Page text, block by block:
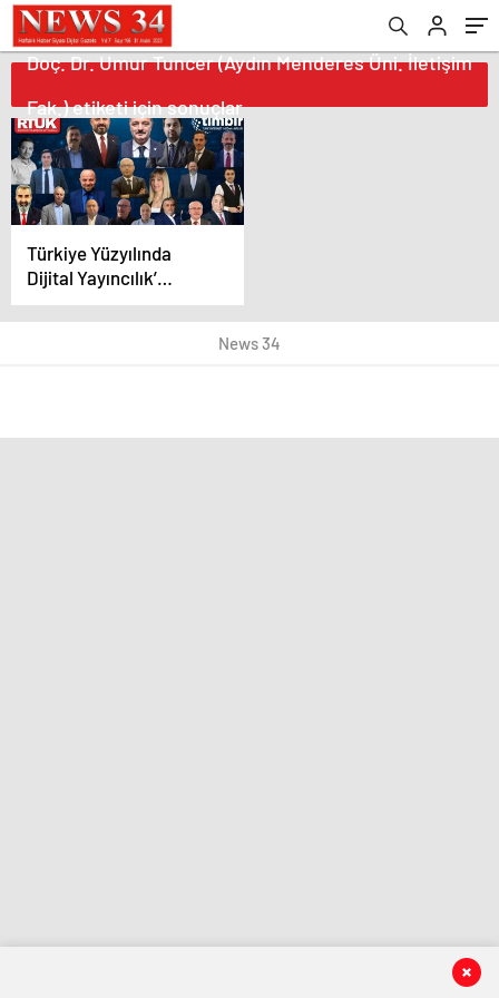
Doç. Dr. Umur Tuncer (Aydın Menderes Üni. İletişim
Fak.) etiketi için sonuçlar
Türkiye Yüzyılında
Dijital Yayıncılık’
Konferansı’na dev
kadro
News 34